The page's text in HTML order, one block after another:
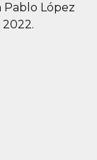
Pablo López